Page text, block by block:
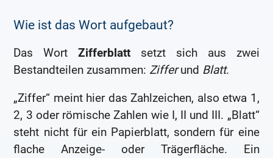
Wie ist das Wort aufgebaut?
Das WortZifferblatt setzt sich aus zwei
Bestandteilen zusammen: Zifferund Blatt.
„Ziffer“ meint hier das Zahlzeichen, also etwa 1,
2, 3 oder römische Zahlen wie I, II und III. „Blatt“
steht nicht für ein Papierblatt, sondern für eine
flache Anzeige- oder Trägerfläche. Ein